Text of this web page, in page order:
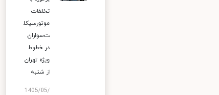
تخلفات
موتورسیکل
ت‌سواران
در خطوط
ویژه تهران
از شنبه
1405/05/